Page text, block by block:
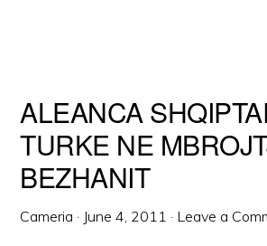
ALEANCA
TURKE NE
BEZHANIT
Cameria · June 4, 2011 · Leave a